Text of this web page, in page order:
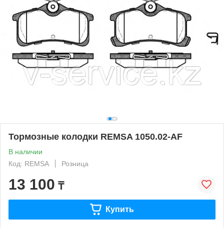
Тормозные колодки REMSA 1050.02-AF
В наличии
Код: REMSA
Розница
13 100 ₸
Купить